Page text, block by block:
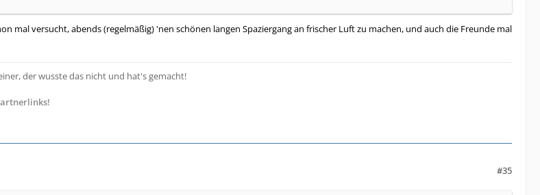
mal versucht, abends (regelmäßig) 'nen schönen langen Spaziergang an frischer Luft zu machen, und auch die Freunde mal
der wusste das nicht und hat's gemacht!
#35